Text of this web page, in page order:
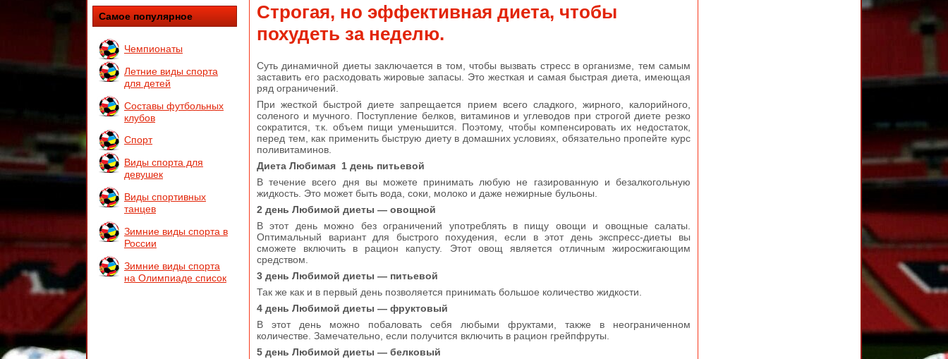
Самое популярное
Чемпионаты
Летние виды спорта
для детей
Составы футбольных
клубов
Спорт
Виды спорта для
девушек
Виды спортивных
танцев
Зимние виды спорта в
России
Зимние виды спорта
на Олимпиаде список
Строгая, но эффективная диета, чтобы
похудеть за неделю.
Суть динамичной диеты заключается в том, чтобы вызвать стресс в организме, тем самым
заставить его расходовать жировые запасы. Это жесткая и самая быстрая диета, имеющая
ряд ограничений.
При жесткой быстрой диете запрещается прием всего сладкого, жирного, калорийного,
соленого и мучного. Поступление белков, витаминов и углеводов при строгой диете резко
сократится, т.к. объем пищи уменьшится. Поэтому, чтобы компенсировать их недостаток,
перед тем, как применить быструю диету в домашних условиях, обязательно пропейте курс
поливитаминов.
Диета Любимая 1 день питьевой
В течение всего дня вы можете принимать любую не газированную и безалкогольную
жидкость. Это может быть вода, соки, молоко и даже нежирные бульоны.
2 день Любимой диеты — овощной
В этот день можно без ограничений употреблять в пищу овощи и овощные салаты.
Оптимальный вариант для быстрого похудения, если в этот день экспресс-диеты вы
сможете включить в рацион капусту. Этот овощ является отличным жиросжигающим
средством.
3 день Любимой диеты — питьевой
Так же как и в первый день позволяется принимать большое количество жидкости.
4 день Любимой диеты — фруктовый
В этот день можно побаловать себя любыми фруктами, также в неограниченном
количестве. Замечательно, если получится включить в рацион грейпфруты.
5 день Любимой диеты — белковый